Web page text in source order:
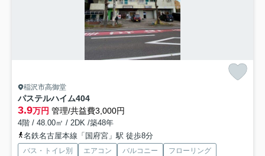
稲沢市高御堂
パステルハイム404
3.9万円 管理/共益費3,000円
4階 / 48.00㎡ / 2DK /築48年
名鉄名古屋本線「国府宮」駅 徒歩8分
バス・トイレ別 エアコン バルコニー
フローリング